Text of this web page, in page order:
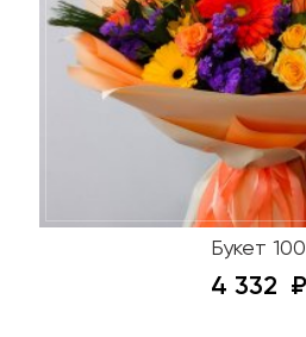
Букет 100
4 332